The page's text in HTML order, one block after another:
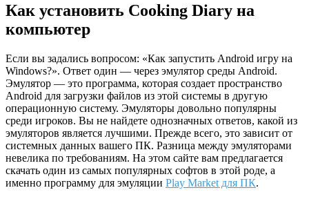
Как установить Cooking Diary на
компьютер
Если вы задались вопросом: «Как запустить Android игру на
Windows?». Ответ один — через эмулятор среды Android.
Эмулятор — это программа, которая создает пространство
Android для загрузки файлов из этой системы в другую
операционную систему. Эмуляторы довольно популярны
среди игроков. Вы не найдете однозначных ответов, какой из
эмуляторов является лучшими. Прежде всего, это зависит от
системных данных вашего ПК. Разница между эмуляторами
невелика по требованиям. На этом сайте вам предлагается
скачать один из самых популярных софтов в этой роде, а
именно программу для эмуляции Play Market для ПК.